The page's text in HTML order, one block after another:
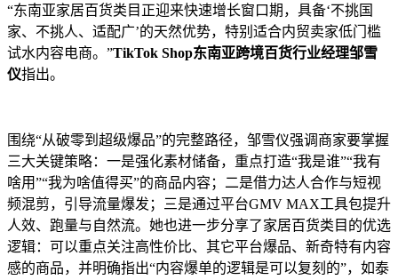
“东南亚家居百货类目正迎来快速增长窗口期，具备‘不挑国
家、不挑人、适配广’的天然优势，特别适合内贸卖家低门槛
试水内容电商。”TikTok Shop东南亚跨境百货行业经理邹雪
仪指出。
围绕“从破零到超级爆品”的完整路径，邹雪仪强调商家要掌握
三大关键策略：一是强化素材储备，重点打造“我是谁”“我有
啥用”“我为啥值得买”的商品内容；二是借力达人合作与短视
频混剪，引导流量爆发；三是通过平台GMV MAX工具包提升
人效、跑量与自然流。她也进一步分享了家居百货类目的优选
逻辑：可以重点关注高性价比、其它平台爆品、新奇特有内容
感的商品，并明确指出“内容爆单的逻辑是可以复刻的”，如泰